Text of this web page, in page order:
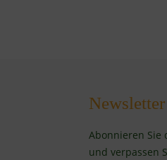
Newsletter
Abonnieren Sie
und verpassen